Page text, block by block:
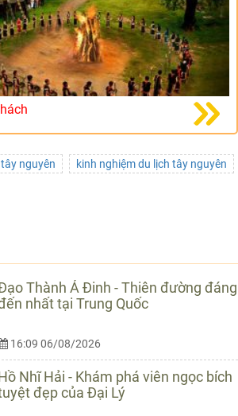
nguyên kinh nghiệm du lịch tây nguyên
Thành Á Đinh - Thiên đường đáng
nhất tại Trung Quốc
16:09 06/08/2026
Nhĩ Hải - Khám phá viên ngọc bích
đẹp của Đại Lý